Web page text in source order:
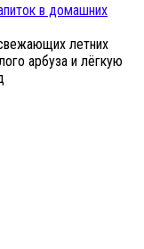
в домашних
летних
арбуза и лёгкую